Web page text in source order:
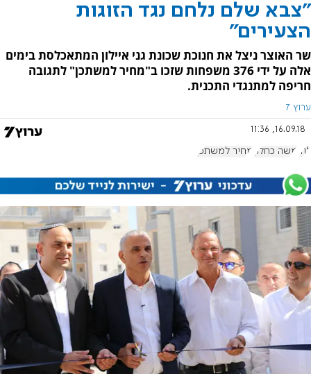
"צבא שלם נלחם נגד הזוגות
הצעירים"
שר האוצר ניצל את חנוכת שכונת גני איילון המתאכלסת בימים
אלה על ידי 376 משפחות שזכו ב"מחיר למשתכן" לתגובה
חריפה למתנגדי התכנית.
ערוץ 7
16.09.18, 11:36
לוד משה כחלון מחיר למשתכן